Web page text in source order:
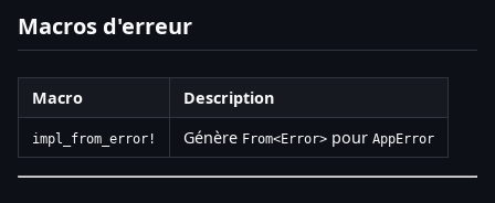
Macros d'erreur
Macro Description
impl_from_error! Génère From<Error> pour AppError